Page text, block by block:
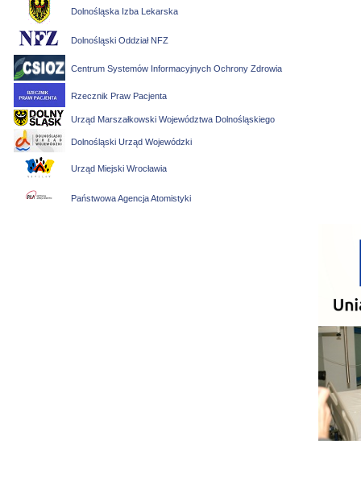
Dolnośląska Izba Lekarska
Dolnośląski Oddział NFZ
Centrum Systemów Informacyjnych Ochrony Zdrowia
Rzecznik Praw Pacjenta
Urząd Marszałkowski Województwa Dolnośląskiego
Dolnośląski Urząd Wojewódzki
Urząd Miejski Wrocławia
Państwowa Agencja Atomistyki